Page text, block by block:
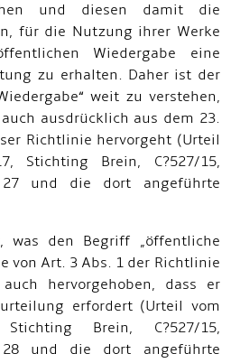
und diesen damit die
für die Nutzung ihrer Werke
Wiedergabe eine
zu erhalten. Daher ist der
weit zu verstehen,
ausdrücklich aus dem 23.
Richtlinie hervorgeht (Urteil
Stichting Brein, C?527/15,
27 und die dort angeführte
was den Begriff „öffentliche
von Art. 3 Abs. 1 der Richtlinie
hervorgehoben, dass er
erfordert (Urteil vom
Brein, C?527/15,
28 und die dort angeführte